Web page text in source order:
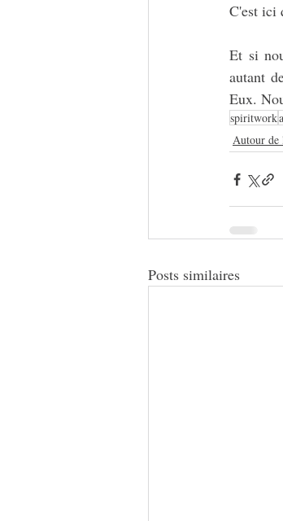
C'est ici
Et si
autant
Eux.
spiritwork
Autour de
Posts similaires